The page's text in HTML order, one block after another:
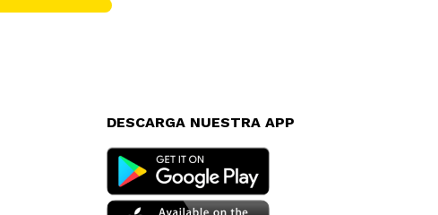
DESCARGA NUESTRA APP